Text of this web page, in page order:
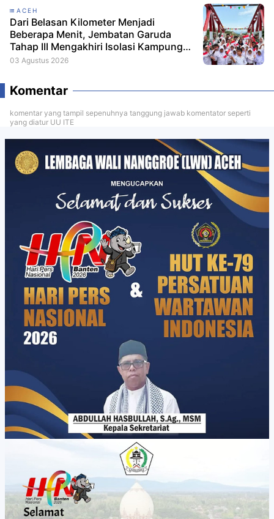
ACEH
Dari Belasan Kilometer Menjadi
Beberapa Menit, Jembatan Garuda
Tahap III Mengakhiri Isolasi Kampung
Tempel
03 Agustus 2026
Komentar
komentar yang tampil sepenuhnya tanggung jawab komentator seperti
yang diatur UU ITE